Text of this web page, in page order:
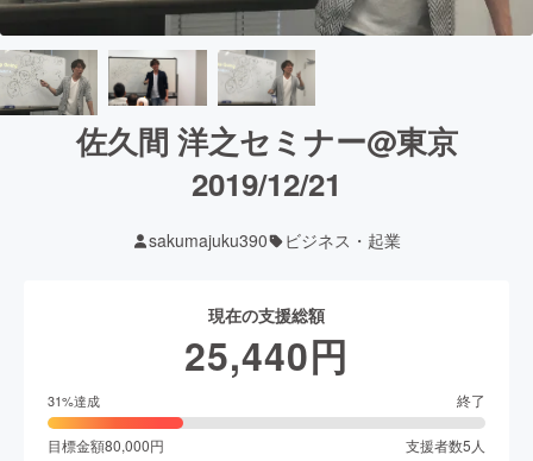
佐久間 洋之セミナー@東京
2019/12/21
sakumajuku390 ビジネス・起業
現在の支援総額
25,440円
31%達成 終了
目標金額80,000円 支援者数5 人